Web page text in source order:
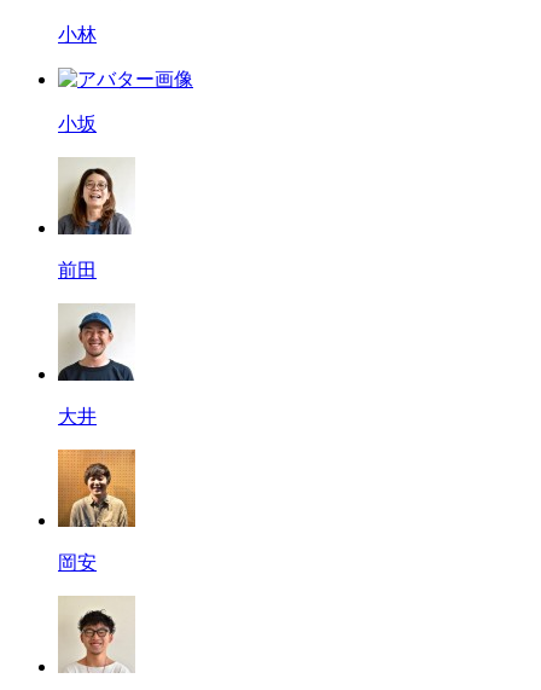
小林
小坂
前田
大井
岡安